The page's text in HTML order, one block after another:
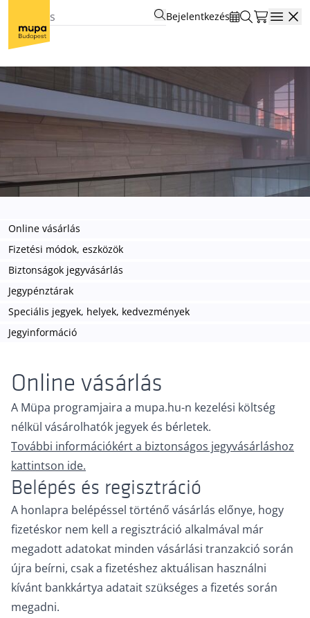
Bejelentkezés
Online vásárlás
Fizetési módok, eszközök
Biztonságok jegyvásárlás
Jegypénztárak
Speciális jegyek, helyek, kedvezmények
Jegyinformáció
Online vásárlás
A Müpa programjaira a mupa.hu-n kezelési költség
nélkül vásárolhatók jegyek és bérletek.
További információkért a biztonságos jegyvásárláshoz
kattintson ide.
Belépés és regisztráció
A honlapra belépéssel történő vásárlás előnye, hogy
fizetéskor nem kell a regisztráció alkalmával már
megadott adatokat minden vásárlási tranzakció során
újra beírni, csak a fizetéshez aktuálisan használni
kívánt bankkártya adatait szükséges a fizetés során
megadni.